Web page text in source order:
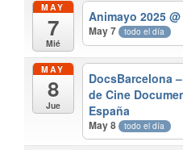
MAY
7
Mié
Animayo 2025
May 7 todo el día
MAY
8
Jue
DocsBarcelona
de Cine
España
May 8 todo el día